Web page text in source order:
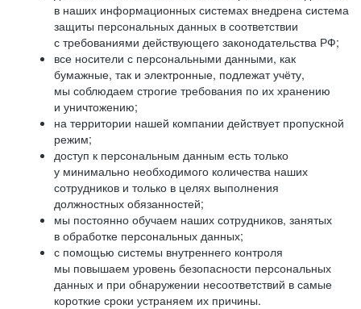
в наших информационных системах внедрена система
защиты персональных данных в соответствии
с требованиями действующего законодательства РФ;
все носители с персональными данными, как
бумажные, так и электронные, подлежат учёту,
мы соблюдаем строгие требования по их хранению
и уничтожению;
на территории нашей компании действует пропускной
режим;
доступ к персональным данным есть только
у минимально необходимого количества наших
сотрудников и только в целях выполнения
должностных обязанностей;
мы постоянно обучаем наших сотрудников, занятых
в обработке персональных данных;
с помощью системы внутреннего контроля
мы повышаем уровень безопасности персональных
данных и при обнаружении несоответствий в самые
короткие сроки устраняем их причины.